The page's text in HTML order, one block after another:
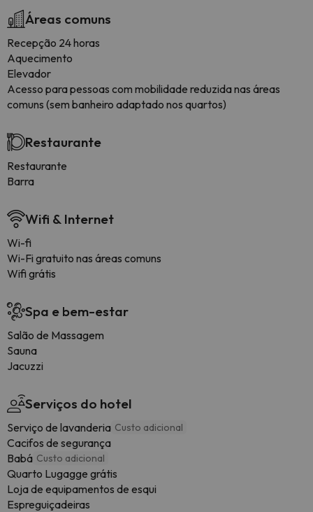
Áreas comuns
Recepção 24 horas
Aquecimento
Elevador
Acesso para pessoas com mobilidade reduzida nas áreas
comuns (sem banheiro adaptado nos quartos)
Restaurante
Restaurante
Barra
Wifi & Internet
Wi-fi
Wi-Fi gratuito nas áreas comuns
Wifi grátis
Spa e bem-estar
Salão de Massagem
Sauna
Jacuzzi
Serviços do hotel
Serviço de lavanderia Custo adicional
Cacifos de segurança
Babá Custo adicional
Quarto Lugagge grátis
Loja de equipamentos de esqui
Espreguiçadeiras